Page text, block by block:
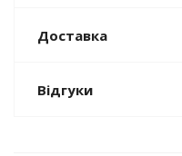
Доставка
Відгуки